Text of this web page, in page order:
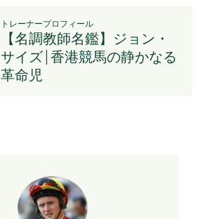
トレーナープロフィール
【名調教師名鑑】ジョン・
サイズ | 香港競馬の静かなる
革命児